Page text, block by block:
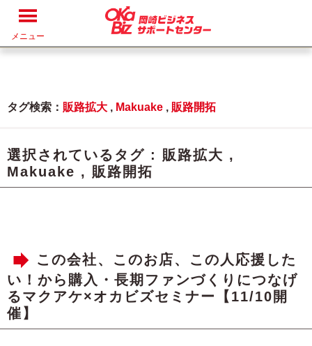
メニュー
タグ検索： 販路拡大 , Makuake , 販路開拓
選択されているタグ : 販路拡大 ,
Makuake , 販路開拓
この会社、このお店、この人応援した
い！から購入・長期ファンづくりにつなげ
るマクアケ×オカビズセミナー【11/10開
催】